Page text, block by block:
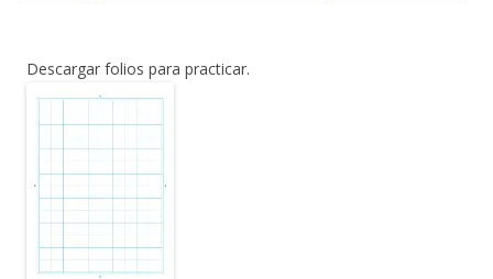
Descargar folios para practicar.